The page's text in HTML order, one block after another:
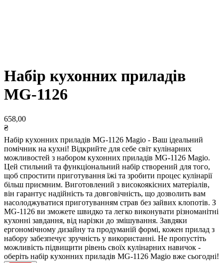
ОПЛАТА
ВІДЕО
+38 (068) 398 09 18
Набір кухонних приладів
MG-1126
658,00
₴
Набір кухонних приладів MG-1126 Magio - Ваш ідеальний
помічник на кухні! Відкрийте для себе світ кулінарних
можливостей з набором кухонних приладів MG-1126 Magio.
Цей стильний та функціональний набір створений для того,
щоб спростити приготування їжі та зробити процес кулінарії
більш приємним. Виготовлений з високоякісних матеріалів,
він гарантує надійність та довговічність, що дозволить вам
насолоджуватися приготуванням страв без зайвих клопотів. З
MG-1126 ви зможете швидко та легко виконувати різноманітні
кухонні завдання, від нарізки до змішування. Завдяки
ергономічному дизайну та продуманій формі, кожен прилад з
набору забезпечує зручність у використанні. Не пропустіть
можливість підвищити рівень своїх кулінарних навичок -
оберіть набір кухонних приладів MG-1126 Magio вже сьогодні!